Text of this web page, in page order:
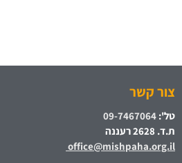
צור קשר
טל': 09-7467064
ת.ד. 2628 רעננה
office@mishpaha.org.il